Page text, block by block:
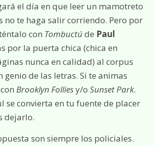
el día en que leer un mamotreto
no te haga salir corriendo. Pero por
con Tombuctúde Paul
por la puerta chica (chica en
nunca en calidad) al corpus
genio de las letras. Si te animas
Brooklyn Folliesy/o Sunset Park.
se convierta en tu fuente de placer
dejarlo.
son siempre los policiales.